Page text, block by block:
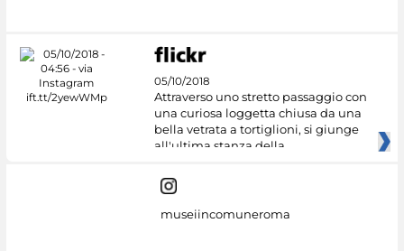
05/10/2018
Attraverso uno stretto passaggio con
una curiosa loggetta chiusa da una
bella vetrata a tortiglioni, si giunge
all'ultima stanza della
museiincomuneroma